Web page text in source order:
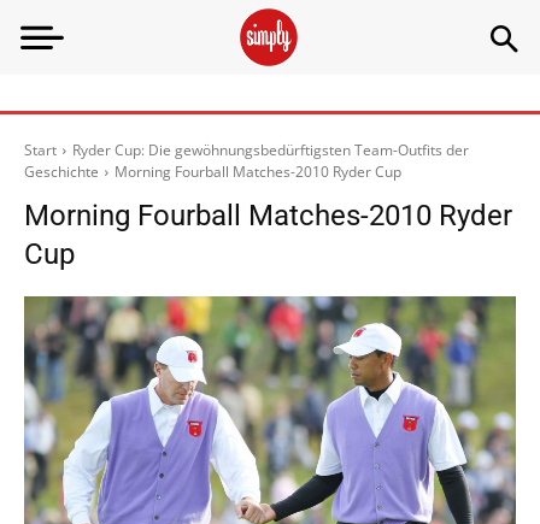
Start
Ryder Cup: Die gewöhnungsbedürftigsten Team-Outfits der
Geschichte
Morning Fourball Matches-2010 Ryder Cup
Morning Fourball Matches-2010 Ryder
Cup